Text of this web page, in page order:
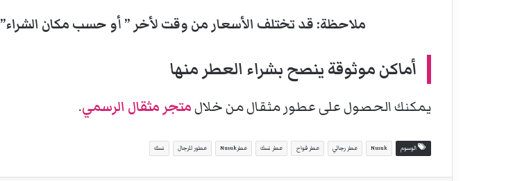
ملاحظة: قد تختلف الأسعار من وقت لأخر ” أو حسب مكان الشراء”
أماكن موثوقة ينصح بشراء العطر منها
يمكنك الحصول على عطور مثقال من خلالمتجر مثقال الرسمي.
الوسوم Nusuk عطر رجالي عطر فواح عطر نسك عطرNusuk عطور للرجال نسك